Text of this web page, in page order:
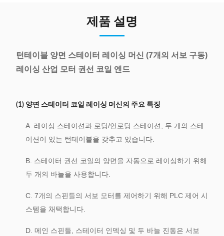
제품 설명
턴테이블 양면 스테이터 레이싱 머신 (7개의 서보 구동)
레이싱 산업 모터 권선 코일 엔드
(1) 양면 스테이터 코일 레이싱 머신의 주요 특징
A. 레이싱 스테이션과 로딩/언로딩 스테이션, 두 개의 스테
이션이 있는 턴테이블을 갖추고 있습니다.
B. 스테이터 권선 코일의 양면을 자동으로 레이싱하기 위해
두 개의 바늘을 사용합니다.
C. 7개의 스핀들의 서보 모터를 제어하기 위해 PLC 제어 시
스템을 채택합니다.
D. 메인 스핀들, 스테이터 인덱싱 및 두 바늘 진동은 서보